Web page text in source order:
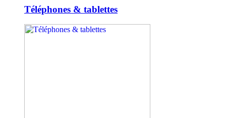
Téléphones & tablettes